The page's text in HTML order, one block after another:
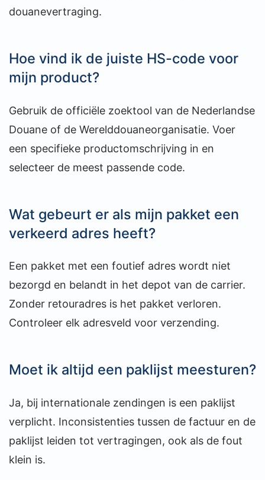
douanevertraging.
Hoe vind ik de juiste HS-code voor
mijn product?
Gebruik de officiële zoektool van de Nederlandse
Douane of de Werelddouaneorganisatie. Voer
een specifieke productomschrijving in en
selecteer de meest passende code.
Wat gebeurt er als mijn pakket een
verkeerd adres heeft?
Een pakket met een foutief adres wordt niet
bezorgd en belandt in het depot van de carrier.
Zonder retouradres is het pakket verloren.
Controleer elk adresveld voor verzending.
Moet ik altijd een paklijst meesturen?
Ja, bij internationale zendingen is een paklijst
verplicht. Inconsistenties tussen de factuur en de
paklijst leiden tot vertragingen, ook als de fout
klein is.